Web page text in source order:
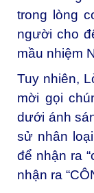
trong lòng
người cho
mầu nhiệm
Tuy nhiên,
mời gọi
dưới ánh
sử nhân
để nhận ra
nhận ra